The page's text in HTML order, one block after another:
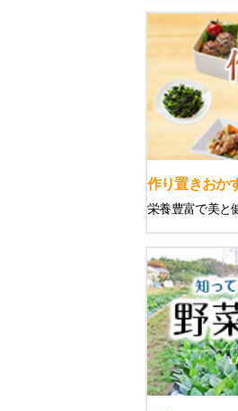
作り置きおか
栄養豊富で美と